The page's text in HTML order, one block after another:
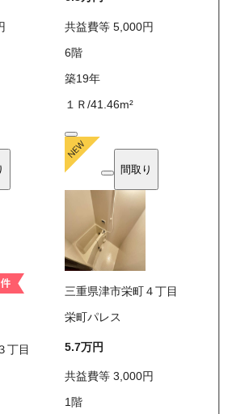
共益費等5,000円
6階
築19年
１Ｒ/41.46m²
丁目
間取り
三重県津市栄町４丁目
栄町パレス
5.7万円
共益費等3,000円
1 階